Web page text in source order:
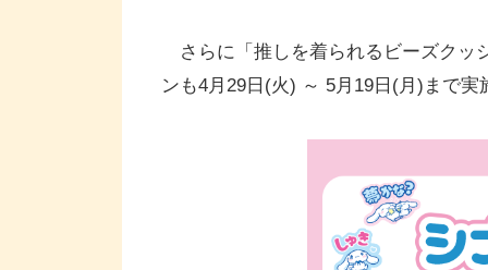
さらに「推しを着られるビーズクッ
ンも4月29日(火) ～ 5月19日(月)まで実